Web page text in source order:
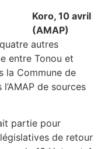
Koro, 10 avril
(AMAP)
autres
entre Tonou et
la Commune de
de sources
partie pour
de retour